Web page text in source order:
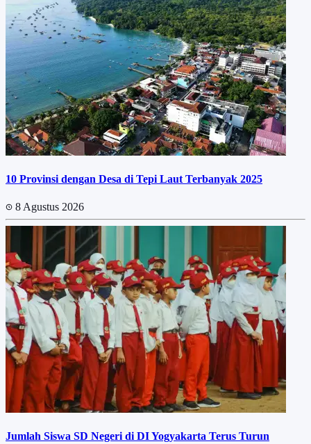
10 Provinsi dengan Desa di Tepi Laut Terbanyak 2025
8 Agustus 2026
Jumlah Siswa SD Negeri di DI Yogyakarta Terus Turun